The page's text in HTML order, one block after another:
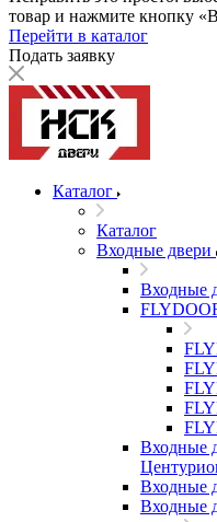
товар и нажмите кнопку
Перейти в каталог
Подать заявку
Каталог
Каталог
Входные двери
Входные
Входные
Входные